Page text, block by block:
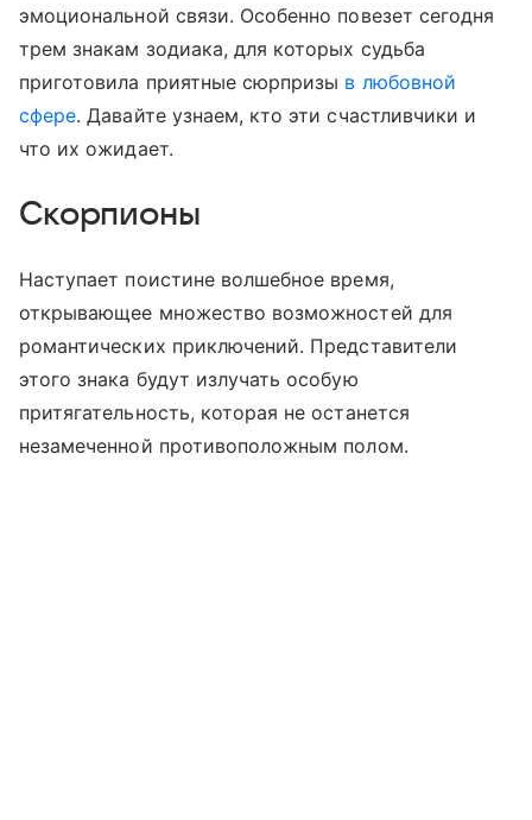
эмоциональной связи. Особенно повезет сегодня
трем знакам зодиака, для которых судьба
приготовила приятные сюрпризы в любовной
сфере. Давайте узнаем, кто эти счастливчики и
что их ожидает.
Скорпионы
Наступает поистине волшебное время,
открывающее множество возможностей для
романтических приключений. Представители
этого знака будут излучать особую
притягательность, которая не останется
незамеченной противоположным полом.